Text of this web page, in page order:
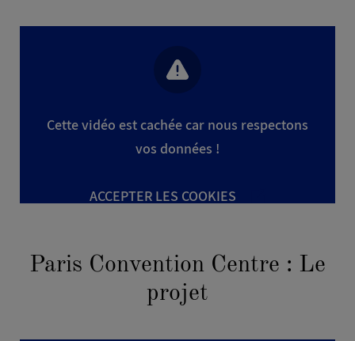
EMAIL*
TÉLÉPHONE
Importer un fichier .pdf
Cette vidéo est cachée car nous respectons
vos données !
ACCEPTER LES COOKIES
Paris Convention Centre : Le
projet